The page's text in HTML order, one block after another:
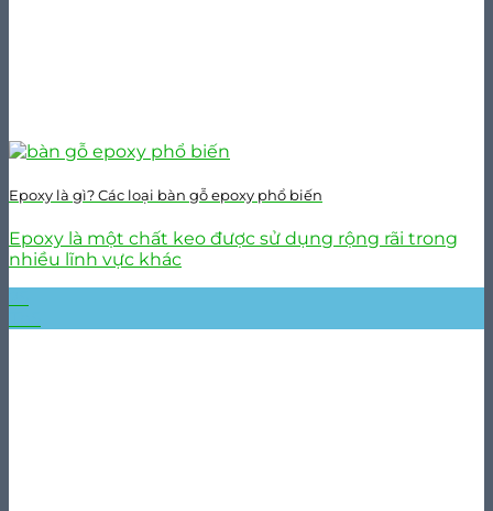
Epoxy là gì? Các loại bàn gỗ epoxy phổ biến
Epoxy là một chất keo được sử dụng rộng rãi trong
nhiều lĩnh vực khác